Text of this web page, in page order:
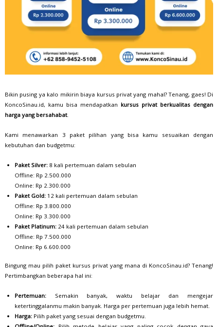
Bikin pusing ya kalo mikirin biaya kursus privat yang mahal? Tenang, gaes! Di
KoncoSinau.id, kamu bisa mendapatkan kursus privat berkualitas dengan
harga yang bersahabat.
Kami menawarkan 3 paket pilihan yang bisa kamu sesuaikan dengan
kebutuhan dan budgetmu:
Paket Silver: 8 kali pertemuan dalam sebulan
Offline: Rp 2.500.000
Online: Rp 2.300.000
Paket Gold: 12 kali pertemuan dalam sebulan
Offline: Rp 3.800.000
Online: Rp 3.300.000
Paket Platinum: 24 kali pertemuan dalam sebulan
Offline: Rp 7.500.000
Online: Rp 6.600.000
Bingung mau pilih paket kursus privat yang mana di KoncoSinau.id? Tenang!
Pertimbangkan beberapa hal ini:
Pertemuan: Semakin banyak, waktu belajar dan mengejar
ketertinggalanmu makin banyak. Harga per pertemuan juga lebih hemat.
Harga: Pilih paket yang sesuai dengan budgetmu.